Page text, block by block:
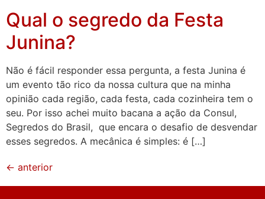
Qual o segredo da Festa
Junina?
Não é fácil responder essa pergunta, a festa Junina é
um evento tão rico da nossa cultura que na minha
opinião cada região, cada festa, cada cozinheira tem o
seu. Por isso achei muito bacana a ação da Consul,
Segredos do Brasil, que encara o desafio de desvendar
esses segredos. A mecânica é simples: é […]
← anterior